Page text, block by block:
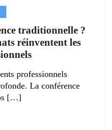
traditionnelle ?
réinventent les
professionnels
La conférence